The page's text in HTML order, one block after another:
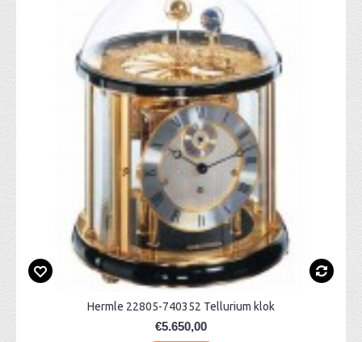
Hermle 22805-740352 Tellurium klok
€5.650,00